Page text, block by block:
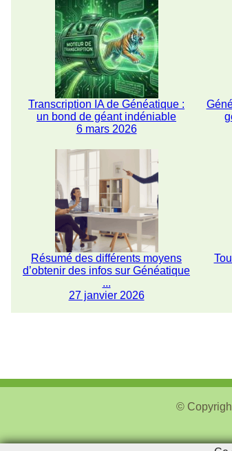
Transcription IA de Généatique :
un bond de géant indéniable
6 mars 2026
Résumé des différents moyens
d’obtenir des infos sur Généatique
...
27 janvier 2026
©